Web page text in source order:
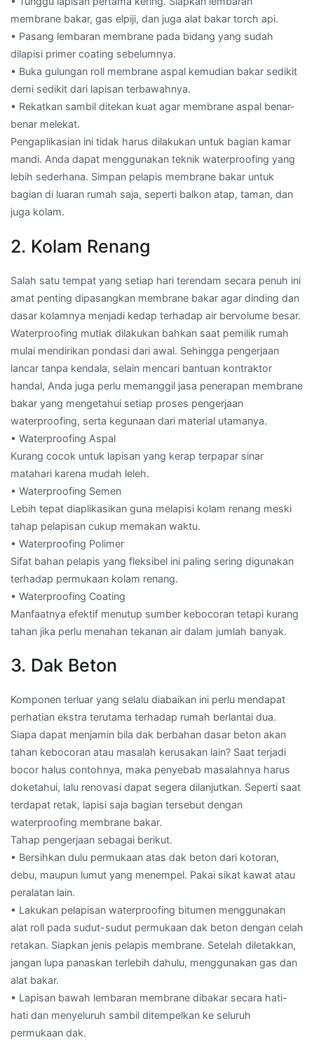
membrane bakar, gas elpiji, dan juga alat bakar torch api.
• Pasang lembaran membrane pada bidang yang sudah
dilapisi primer coating sebelumnya.
• Buka gulungan roll membrane aspal kemudian bakar sedikit
demi sedikit dari lapisan terbawahnya.
• Rekatkan sambil ditekan kuat agar membrane aspal benar-
benar melekat.
Pengaplikasian ini tidak harus dilakukan untuk bagian kamar
mandi. Anda dapat menggunakan teknik waterproofing yang
lebih sederhana. Simpan pelapis membrane bakar untuk
bagian di luaran rumah saja, seperti balkon atap, taman, dan
juga kolam.
2. Kolam Renang
Salah satu tempat yang setiap hari terendam secara penuh ini
amat penting dipasangkan membrane bakar agar dinding dan
dasar kolamnya menjadi kedap terhadap air bervolume besar.
Waterproofing mutlak dilakukan bahkan saat pemilik rumah
mulai mendirikan pondasi dari awal. Sehingga pengerjaan
lancar tanpa kendala, selain mencari bantuan kontraktor
handal, Anda juga perlu memanggil jasa penerapan membrane
bakar yang mengetahui setiap proses pengerjaan
waterproofing, serta kegunaan dari material utamanya.
• Waterproofing Aspal
Kurang cocok untuk lapisan yang kerap terpapar sinar
matahari karena mudah leleh.
• Waterproofing Semen
Lebih tepat diaplikasikan guna melapisi kolam renang meski
tahap pelapisan cukup memakan waktu.
• Waterproofing Polimer
Sifat bahan pelapis yang fleksibel ini paling sering digunakan
terhadap permukaan kolam renang.
• Waterproofing Coating
Manfaatnya efektif menutup sumber kebocoran tetapi kurang
tahan jika perlu menahan tekanan air dalam jumlah banyak.
3. Dak Beton
Komponen terluar yang selalu diabaikan ini perlu mendapat
perhatian ekstra terutama terhadap rumah berlantai dua.
Siapa dapat menjamin bila dak berbahan dasar beton akan
tahan kebocoran atau masalah kerusakan lain? Saat terjadi
bocor halus contohnya, maka penyebab masalahnya harus
doketahui, lalu renovasi dapat segera dilanjutkan. Seperti saat
terdapat retak, lapisi saja bagian tersebut dengan
waterproofing membrane bakar.
Tahap pengerjaan sebagai berikut.
• Bersihkan dulu permukaan atas dak beton dari kotoran,
debu, maupun lumut yang menempel. Pakai sikat kawat atau
peralatan lain.
• Lakukan pelapisan waterproofing bitumen menggunakan
alat roll pada sudut-sudut permukaan dak beton dengan celah
retakan. Siapkan jenis pelapis membrane. Setelah diletakkan,
jangan lupa panaskan terlebih dahulu, menggunakan gas dan
alat bakar.
• Lapisan bawah lembaran membrane dibakar secara hati-
hati dan menyeluruh sambil ditempelkan ke seluruh
permukaan dak.